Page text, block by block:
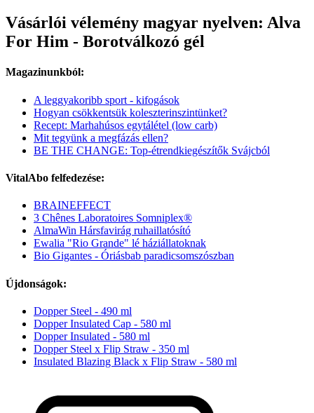
Vásárlói vélemény magyar nyelven: Alva
For Him - Borotválkozó gél
Magazinunkból:
A leggyakoribb sport - kifogások
Hogyan csökkentsük koleszterinszintünket?
Recept: Marhahúsos egytálétel (low carb)
Mit tegyünk a megfázás ellen?
BE THE CHANGE: Top-étrendkiegészítők Svájcból
VitalAbo felfedezése:
BRAINEFFECT
3 Chênes Laboratoires Somniplex®
AlmaWin Hársfavirág ruhaillatósító
Ewalia "Rio Grande" lé háziállatoknak
Bio Gigantes - Óriásbab paradicsomszószban
Újdonságok:
Dopper Steel - 490 ml
Dopper Insulated Cap - 580 ml
Dopper Insulated - 580 ml
Dopper Steel x Flip Straw - 350 ml
Insulated Blazing Black x Flip Straw - 580 ml